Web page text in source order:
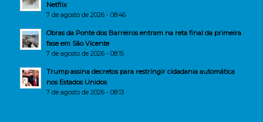
Netflix
7 de agosto de 2026 - 08:46
Obras da Ponte dos Barreiros entram na reta final da primeira
fase em São Vicente
7 de agosto de 2026 - 08:15
Trump assina decretos para restringir cidadania automática
nos Estados Unidos
7 de agosto de 2026 - 08:13